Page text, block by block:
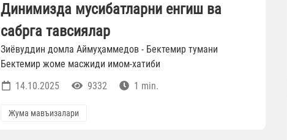
Динимизда мусибатларни енгиш ва
сабрга тавсиялар
Зиёвуддин домла Аймуҳаммедов - Бектемир тумани
Бектемир жоме масжиди имом-хатиби
14.10.2025
9332 1 min.
Жума мавъизалари